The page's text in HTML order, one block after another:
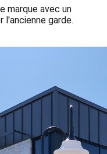
marque avec un
l'ancienne garde.